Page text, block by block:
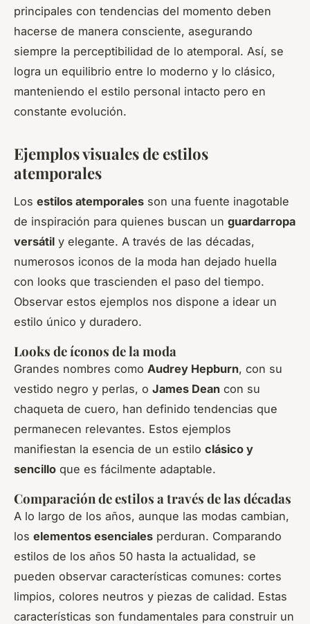
principales con tendencias del momento deben
hacerse de manera consciente, asegurando
siempre la perceptibilidad de lo atemporal. Así, se
logra un equilibrio entre lo moderno y lo clásico,
manteniendo el estilo personal intacto pero en
constante evolución.
Ejemplos visuales de estilos
atemporales
Los estilos atemporales son una fuente inagotable
de inspiración para quienes buscan un guardarropa
versátil y elegante. A través de las décadas,
numerosos iconos de la moda han dejado huella
con looks que trascienden el paso del tiempo.
Observar estos ejemplos nos dispone a idear un
estilo único y duradero.
Looks de íconos de la moda
Grandes nombres como Audrey Hepburn, con su
vestido negro y perlas, o James Dean con su
chaqueta de cuero, han definido tendencias que
permanecen relevantes. Estos ejemplos
manifiestan la esencia de un estilo clásico y
sencillo que es fácilmente adaptable.
Comparación de estilos a través de las décadas
A lo largo de los años, aunque las modas cambian,
los elementos esenciales perduran. Comparando
estilos de los años 50 hasta la actualidad, se
pueden observar características comunes: cortes
limpios, colores neutros y piezas de calidad. Estas
características son fundamentales para construir un